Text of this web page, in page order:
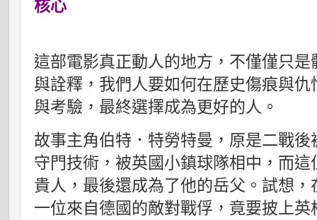
核心
這部電影真正動人的地方，不僅僅只
與詮釋，我們人要如何在歷史傷痕與
與考驗，最終選擇成為更好的人。
故事主角伯特．特勞特曼，原是二戰
守門技術，被英國小鎮球隊相中，而
貴人，最後還成為了他的岳父。試想
一位來自德國的敵對戰俘，竟要披上